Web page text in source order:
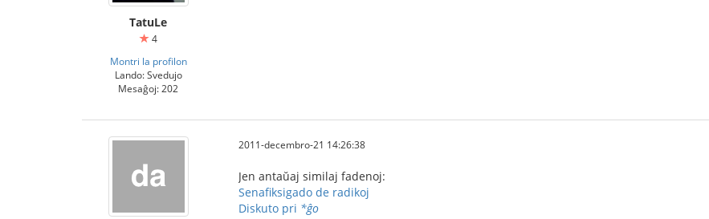
TatuLe
4
Montri la profilon
Lando: Svedujo
Mesaĝoj: 202
2011-decembro-21 14:26:38
Jen antaŭaj similaj fadenoj:
Senafiksigado de radikoj
Diskuto pri *ĝo